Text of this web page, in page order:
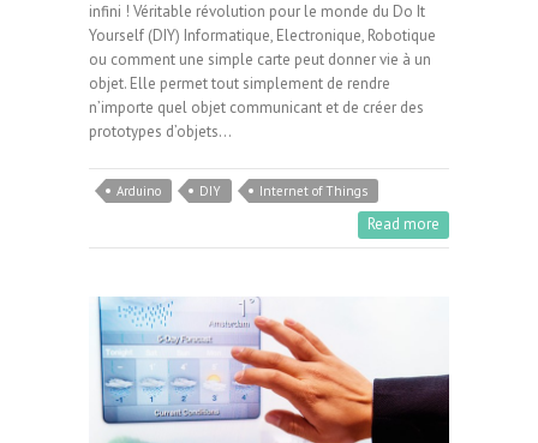
infini ! Véritable révolution pour le monde du Do It
Yourself (DIY) Informatique, Electronique, Robotique
ou comment une simple carte peut donner vie à un
objet. Elle permet tout simplement de rendre
n’importe quel objet communicant et de créer des
prototypes d’objets…
Arduino DIY Internet of Things
Read more